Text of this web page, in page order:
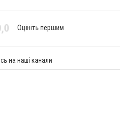
Оцініть першим
на наші канали